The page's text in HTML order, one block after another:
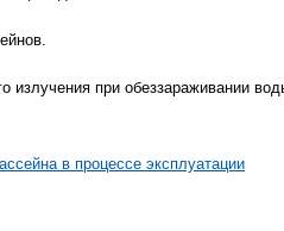
излучения при обеззараживании
в процессе эксплуатации